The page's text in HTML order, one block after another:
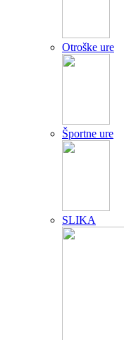
Otroške ure
Športne ure
SLIKA